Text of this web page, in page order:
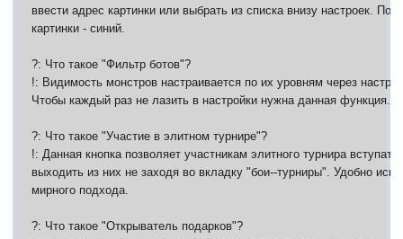
ввести адрес картинки или выбрать из списка внизу настроек. По
картинки - синий.
?: Что такое "Фильтр ботов"?
!: Видимость монстров настраивается по их уровням через
Чтобы каждый раз не лазить в настройки нужна данная функция.
?: Что такое "Участие в элитном турнире"?
!: Данная кнопка позволяет участникам элитного турнира
выходить из них не заходя во вкладку "бои--турниры". Удобно
мирного подхода.
?: Что такое "Открыватель подарков"?